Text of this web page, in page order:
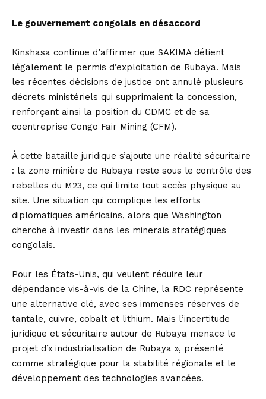
Le gouvernement congolais en désaccord
Kinshasa continue d’affirmer que SAKIMA détient
légalement le permis d’exploitation de Rubaya. Mais
les récentes décisions de justice ont annulé plusieurs
décrets ministériels qui supprimaient la concession,
renforçant ainsi la position du CDMC et de sa
coentreprise Congo Fair Mining (CFM).
À cette bataille juridique s’ajoute une réalité sécuritaire
: la zone minière de Rubaya reste sous le contrôle des
rebelles du M23, ce qui limite tout accès physique au
site. Une situation qui complique les efforts
diplomatiques américains, alors que Washington
cherche à investir dans les minerais stratégiques
congolais.
Pour les États-Unis, qui veulent réduire leur
dépendance vis-à-vis de la Chine, la RDC représente
une alternative clé, avec ses immenses réserves de
tantale, cuivre, cobalt et lithium. Mais l’incertitude
juridique et sécuritaire autour de Rubaya menace le
projet d’« industrialisation de Rubaya », présenté
comme stratégique pour la stabilité régionale et le
développement des technologies avancées.